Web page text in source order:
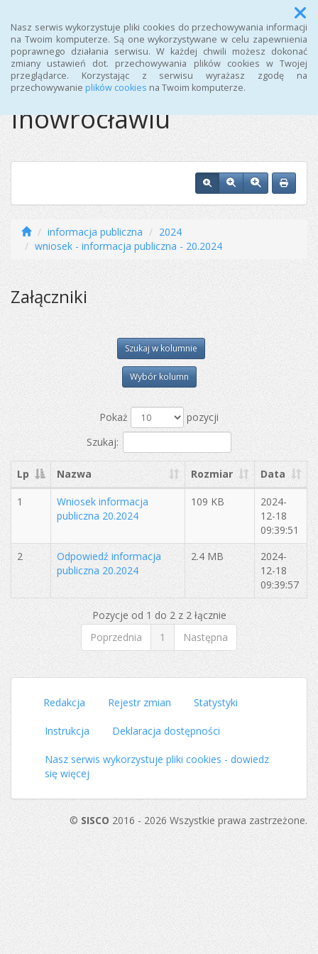
Nasz serwis wykorzystuje pliki cookies do przechowywania informacji
na Twoim komputerze. Są one wykorzystywane w celu zapewnienia
poprawnego działania serwisu. W każdej chwili możesz dokonać
zmiany ustawień dot. przechowywania plików cookies w Twojej
przeglądarce. Korzystając z serwisu wyrażasz zgodę na
przechowywanie plików cookies na Twoim komputerze.
Menu
Ośrodek Sportu i
Rekreacji w
Inowrocławiu
informacja publiczna
2024
wniosek - informacja publiczna - 20.2024
Załączniki
Szukaj w kolumnie
Wybór kolumn
Pokaż
pozycji
Szukaj:
Lp Nazwa Rozmiar Data
1
Wniosek informacja
publiczna 20.2024
109 KB
2024-
12-18
09:39:51
2
Odpowiedź informacja
publiczna 20.2024
2.4 MB
2024-
12-18
09:39:57
Pozycje od 1 do 2 z 2 łącznie
Poprzednia
1 Następna
Redakcja Rejestr zmian Statystyki
Instrukcja Deklaracja dostępności
Nasz serwis wykorzystuje pliki cookies - dowiedz
się więcej
© SISCO 2016 - 2026 Wszystkie prawa zastrzeżone.